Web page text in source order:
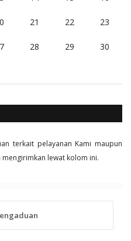
21 22 23
28 29 30
terkait pelayanan Kami maupun
mengirimkan lewat kolom ini.